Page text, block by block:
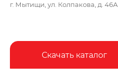
г. Мытищи, ул. Колпакова, д. 46А
Скачать каталог